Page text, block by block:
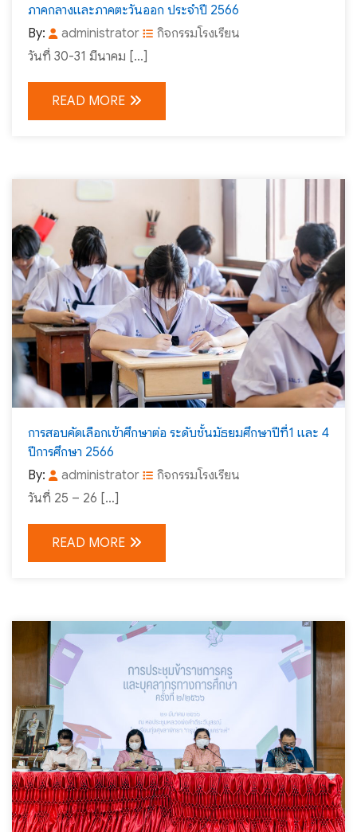
ภาคกลางและภาคตะวันออก ประจำปี 2566
By:
administrator
กิจกรรมโรงเรียน
วันที่ 30-31 มีนาคม […]
READ MORE
การสอบคัดเลือกเข้าศึกษาต่อ ระดับชั้นมัธยมศึกษาปีที่1 และ 4
ปีการศึกษา 2566
By:
administrator
กิจกรรมโรงเรียน
วันที่ 25 – 26 […]
READ MORE